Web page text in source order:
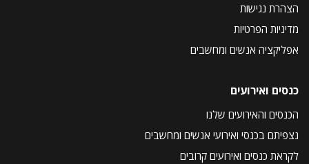
הצהרת נגישות
מדיניות הפרטיות
אפליקציה אנשים ומחשבים
כנסים ואירועים
הכנסים והאירועים שלנו
נצפיתם בכנסי ואירועי אנשים ומחשבים
לקראת כנסים ואירועים קרובים